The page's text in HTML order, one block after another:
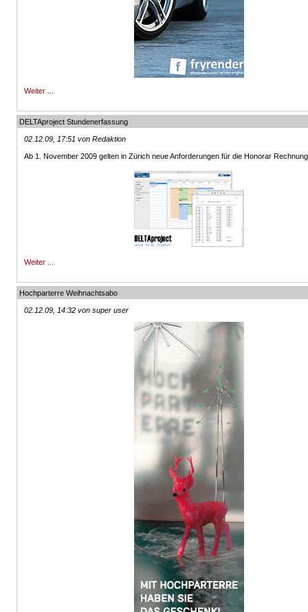
Weiter ...
DELTAproject Stundenerfassung
02.12.09, 17:51 von Redaktion
Ab 1. November 2009 gelten in Zürich neue Anforderungen für die Honorar
Weiter ...
Hochparterre Weihnachtsabo
02.12.09, 14:32 von super user